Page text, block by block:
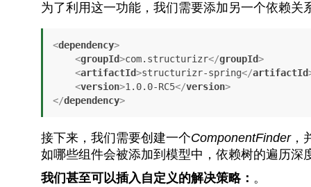
为了利用这一功能，我们需要添加另一个依赖关
<dependency>
<groupId>com.structurizr</groupId>
<artifactId>structurizr-spring</artifactId
<version>1.0.0-RC5</version>
</dependency>
接下来，我们需要创建一个ComponentFinder，
如哪些组件会被添加到模型中，依赖树的遍历深
我们甚至可以插入自定义的解决策略： 。